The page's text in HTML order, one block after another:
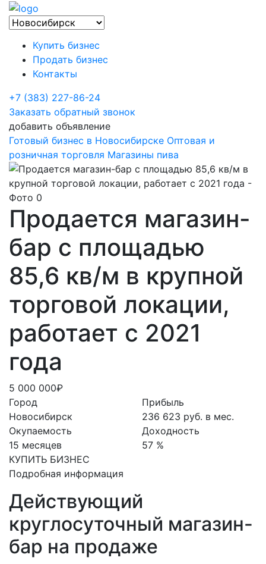
Купить бизнес
Продать бизнес
Контакты
+7 (383) 227-86-24
Заказать обратный звонок
добавить объявление
Готовый бизнес в Новосибирске Оптовая и
розничная торговля Магазины пива
Продается магазин-
бар с площадью
85,6 кв/м в крупной
торговой локации,
работает с 2021
года
5 000 000₽
Город
Новосибирск
Окупаемость
15 месяцев
КУПИТЬ БИЗНЕС
Прибыль
236 623 руб. в мес.
Доходность
57 %
Подробная информация
Действующий
круглосуточный магазин-
бар на продаже